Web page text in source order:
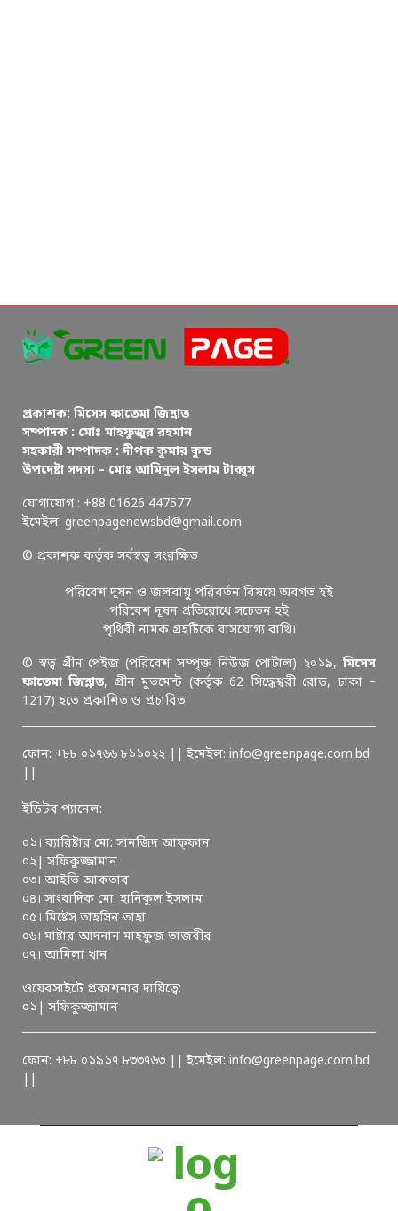
প্রকাশক: মিসেস ফাতেমা জিন্নাত
সম্পাদক : মোঃ মাহফুজুর রহমান
সহকারী সম্পাদক : দীপক কুমার কুন্ড
উপদেষ্টা সদস্য – মোঃ আমিনুল ইসলাম টাব্বুস
যোগাযোগ : +88 01626 447577
ইমেইল: greenpagenewsbd@gmail.com
© প্রকাশক কর্তৃক সর্বস্বত্ব সংরক্ষিত
পরিবেশ দূষন ও জলবায়ু পরিবর্তন বিষয়ে অবগত হই
পরিবেশ দূষন প্রতিরোধে সচেতন হই
পৃথিবী নামক গ্রহটিকে বাসযোগ্য রাখি।
© স্বত্ব গ্রীন পেইজ (পরিবেশ সম্পৃক্ত নিউজ পোর্টাল) ২০১৯, মিসেস
ফাতেমা জিন্নাত, গ্রীন মুভমেন্ট (কর্তৃক 62 সিদ্ধেশ্বরী রোড, ঢাকা –
1217) হতে প্রকাশিত ও প্রচারিত
ফোন: +৮৮ ০১৭৬৬ ৮১১০২২ || ইমেইল: info@greenpage.com.bd
ইডিটর প্যানেল:
০১। ব্যারিষ্টার মো: সানজিদ আফ্ফান
০২| সফিকুজ্জামান
০৩। আইভি আকতার
০৪। সাংবাদিক মো: হানিকুল ইসলাম
০৫। মিষ্টেস তাহসিন তাহা
০৬। মাষ্টার আদনান মাহফুজ তাজবীর
০৭। আমিলা খান
ওয়েবসাইটে প্রকাশনার দায়িত্বে:
০১| সফিকুজ্জামান
ফোন: +৮৮ ০১৯১৭ ৮৩৩৭৬৩ || ইমেইল: info@greenpage.com.bd